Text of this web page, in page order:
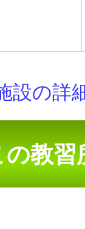
の詳
の教習